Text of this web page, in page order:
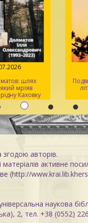
шлях
мріяв
Каховку
згодою авторів.
активне
(http://
наукова
2, тел. +38 (0552)